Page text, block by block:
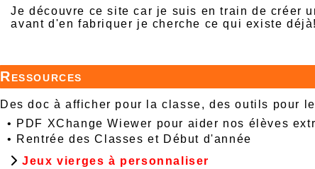
Je découvre ce site car je suis en train de créer
avant d'en fabriquer je cherche ce qui existe
Ressources
Des doc à afficher pour la classe, des outils pour
• PDF XChange Wiewer pour aider nos élèves
• Rentrée des Classes et Début d'année
Jeux vierges à personnaliser